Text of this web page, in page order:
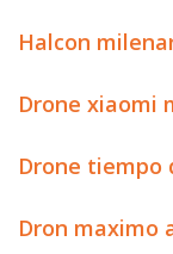
Halcon
Drone xiaomi
Drone tiempo
Dron maximo